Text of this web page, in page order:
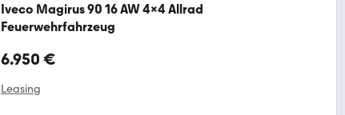
Iveco Magirus 90 16 AW 4x4 Allrad
Feuerwehrfahrzeug
6.950 €
Leasing